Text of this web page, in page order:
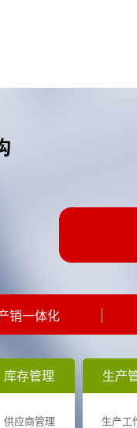
销一体化
库存管理
供应商管理
生产
生产工